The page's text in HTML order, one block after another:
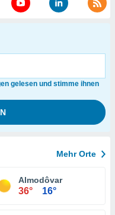
gelesen und stimme ihnen
Mehr Orte
Almodôvar
36° 16°